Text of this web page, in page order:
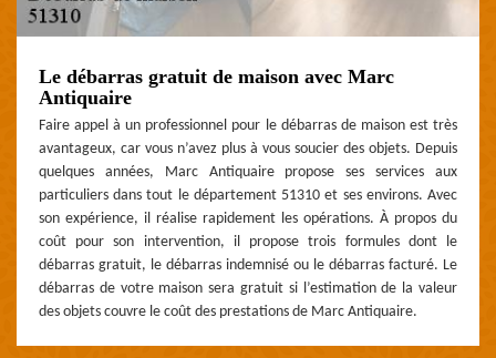
Le débarras gratuit de maison avec Marc
Antiquaire
Faire appel à un professionnel pour le débarras de maison est très
avantageux, car vous n’avez plus à vous soucier des objets. Depuis
quelques années, Marc Antiquaire propose ses services aux
particuliers dans tout le département 51310 et ses environs. Avec
son expérience, il réalise rapidement les opérations. À propos du
coût pour son intervention, il propose trois formules dont le
débarras gratuit, le débarras indemnisé ou le débarras facturé. Le
débarras de votre maison sera gratuit si l’estimation de la valeur
des objets couvre le coût des prestations de Marc Antiquaire.